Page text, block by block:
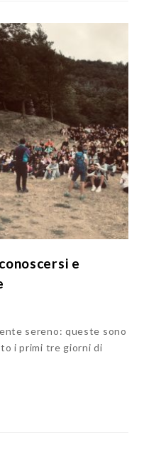
e
sereno: queste sono
i primi tre giorni di